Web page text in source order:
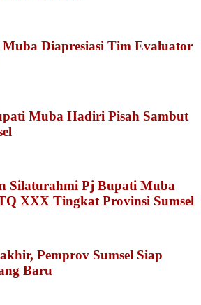
Diapresiasi Tim Evaluator
Muba Hadiri Pisah Sambut
Silaturahmi Pj Bupati Muba
XXX Tingkat Provinsi Sumsel
Pemprov Sumsel Siap
Baru